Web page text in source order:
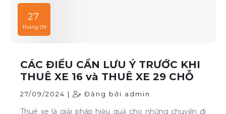
27
Tháng 09
CÁC ĐIỀU CẦN LƯU Ý TRƯỚC KHI
THUÊ XE 16 và THUÊ XE 29 CHỖ
27/09/2024 | Đăng bởi admin
Thuê xe là giải pháp hiệu quả cho những chuyến đi